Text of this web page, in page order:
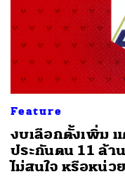
Feature
งบเลือกตั้งเพิ่ม
ประกันตน 11 ล้า
ไม่สนใจ หรือหน่วย